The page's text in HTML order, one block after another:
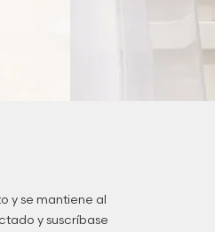
y se mantiene al
y suscríbase